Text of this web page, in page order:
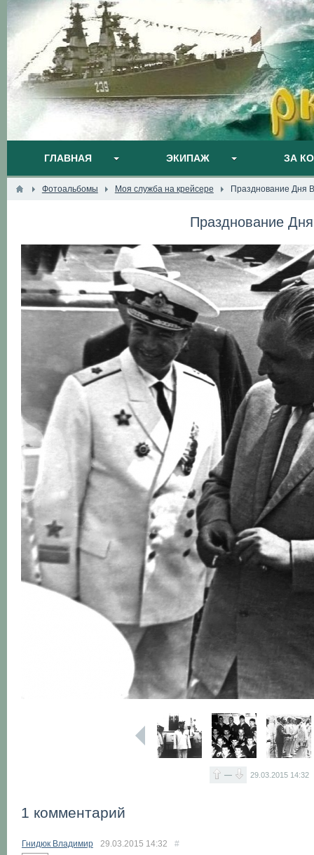
ГЛАВНАЯ ЭКИПАЖ ЗА
Фотоальбомы Моя служба на крейсере Празднование Дня
Празднование
— 29.03.2015 14:32
1 комментарий
Гнидюк Владимир 29.03.2015 14:32 #